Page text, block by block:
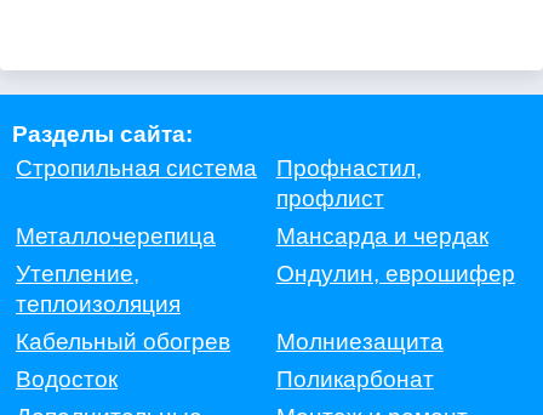
Разделы сайта:
Стропильная система
Профнастил,
профлист
Металлочерепица
Мансарда и чердак
Утепление,
теплоизоляция
Ондулин, еврошифер
Кабельный обогрев
Молниезащита
Водосток
Поликарбонат